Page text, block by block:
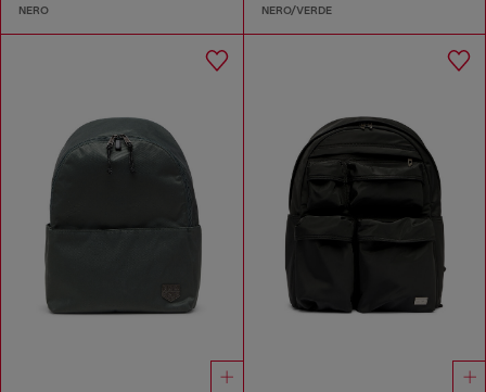
NERO NERO/VERDE